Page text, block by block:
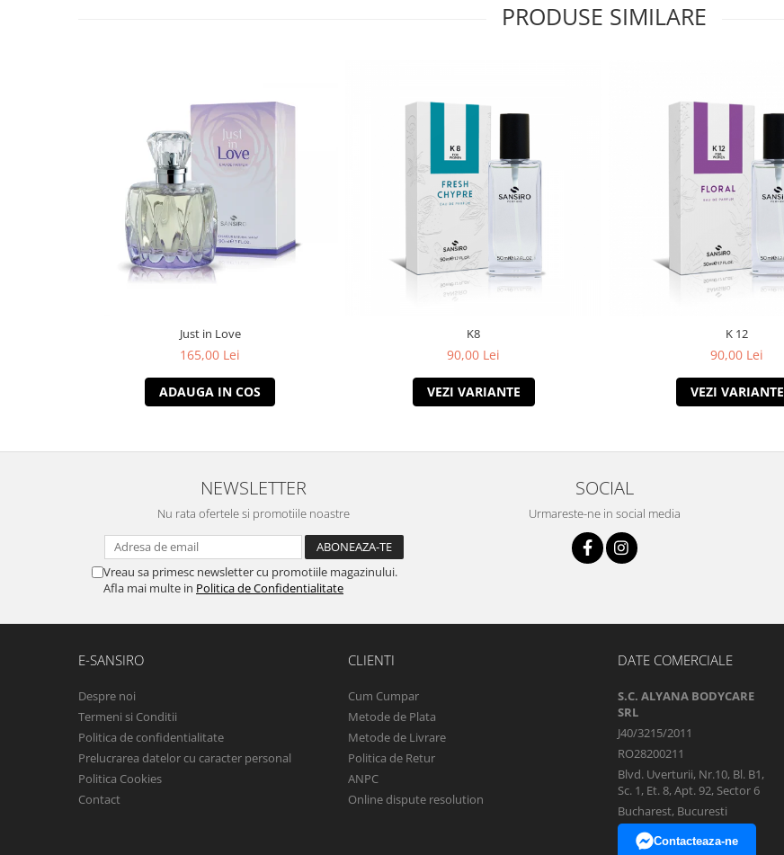
PRODUSE SIMILARE
Just in Love
165,00 Lei
ADAUGA IN COS
K8
90,00 Lei
VEZI VARIANTE
K 12
90,00 Lei
VEZI VARIANTE
NEWSLETTER
Nu rata ofertele si promotiile noastre
Vreau sa primesc newsletter cu promotiile magazinului.
Afla mai multe in Politica de Confidentialitate
SOCIAL
Urmareste-ne in social media
E-SANSIRO
Despre noi
Termeni si Conditii
Politica de confidentialitate
Prelucrarea datelor cu caracter personal
Politica Cookies
Contact
CLIENTI
Cum Cumpar
Metode de Plata
Metode de Livrare
Politica de Retur
ANPC
Online dispute resolution
DATE COMERCIALE
S.C. ALYANA BODYCARE
SRL
J40/3215/2011
RO28200211
Blvd. Uverturii, Nr.10, Bl. B1,
Sc. 1, Et. 8, Apt. 92, Sector 6
Bucharest, Bucuresti
Contacteaza-ne